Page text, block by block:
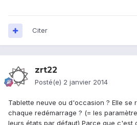
Citer
zrt22
Posté(e) 2 janvier 2014
Tablette neuve ou d'occasion ? Elle se
chaque redémarrage ? (= les
leurs états par défaut) Parce que c'est